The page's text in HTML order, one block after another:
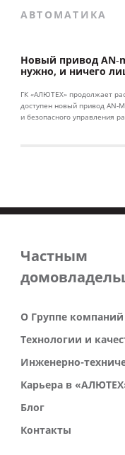
АВТОМАТИКА
Новый привод
нужно, и ничего
ГК «АЛЮТЕХ» продолжает
доступен новый привод
и безопасного управления
Частным
О Группе компаний
Технологии и
Инженерно-
Карьера в
Блог
Контакты